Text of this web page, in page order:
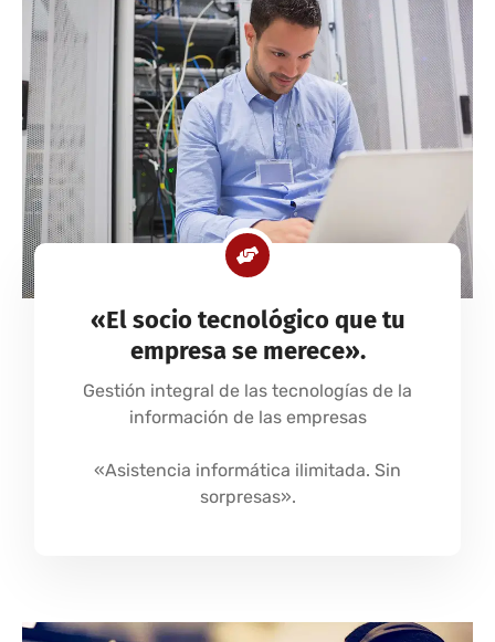
«El socio tecnológico que tu
empresa se merece».
Gestión integral de las tecnologías de la
información de las empresas
«Asistencia informática ilimitada. Sin
sorpresas».